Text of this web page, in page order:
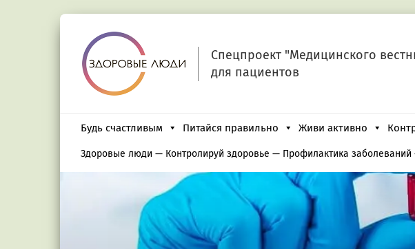
Спецпроект "Медицинского
для пациентов
Будь счастливым Питайся правильно Живи активно
Здоровые люди — Контролируй здоровье — Профилактика заболеваний